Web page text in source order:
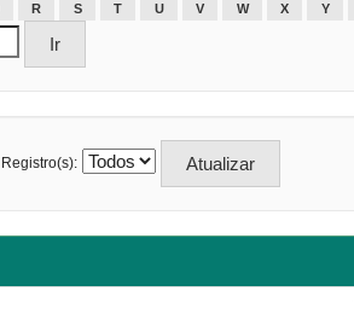
R S T U V W X Y
Registro(s):